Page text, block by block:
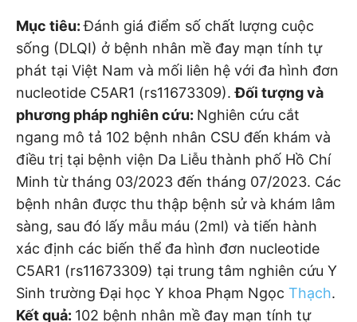
Mục tiêu:Đánh giá điểm số chất lượng cuộc
sống (DLQI) ở bệnh nhân mề đay mạn tính tự
phát tại Việt Nam và mối liên hệ với đa hình đơn
nucleotide C5AR1 (rs11673309).Đối tượng và
phương pháp nghiên cứu: Nghiên cứu cắt
ngang mô tả 102 bệnh nhân CSU đến khám và
điều trị tại bệnh viện Da Liễu thành phố Hồ Chí
Minh từ tháng 03/2023 đến tháng 07/2023. Các
bệnh nhân được thu thập bệnh sử và khám lâm
sàng, sau đó lấy mẫu máu (2ml) và tiến hành
xác định các biến thể đa hình đơn nucleotide
C5AR1 (rs11673309) tại trung tâm nghiên cứu Y
Sinh trường Đại học Y khoa Phạm Ngọc Thạch.
Kết quả: 102 bệnh nhân mề đay mạn tính tự